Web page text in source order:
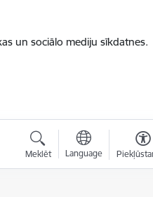
un sociālo mediju sīkdatnes.
Meklēt Language